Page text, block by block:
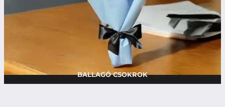
BALLAGÓ CSOKROK